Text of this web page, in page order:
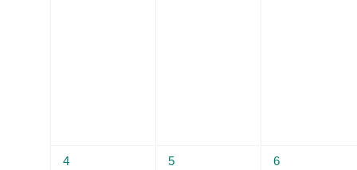
1 Termin, Montag, 4. Mai
4
1 Termin, Dienstag, 5. Mai
5
1 Termin,
6